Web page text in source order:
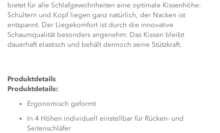
bietet für alle Schlafgewohnheiten eine optimale Kissenhöhe:
Schultern und Kopf liegen ganz natürlich, der Nacken ist
entspannt. Der Liegekomfort ist durch die innovative
Schaumqualität besonders angenehm: Das Kissen bleibt
dauerhaft elastisch und behält dennoch seine Stützkraft.
Produktdetails
Produktdetails:
Ergonomisch geformt
In 4 Höhen individuell einstellbar für Rücken- und
Seitenschläfer